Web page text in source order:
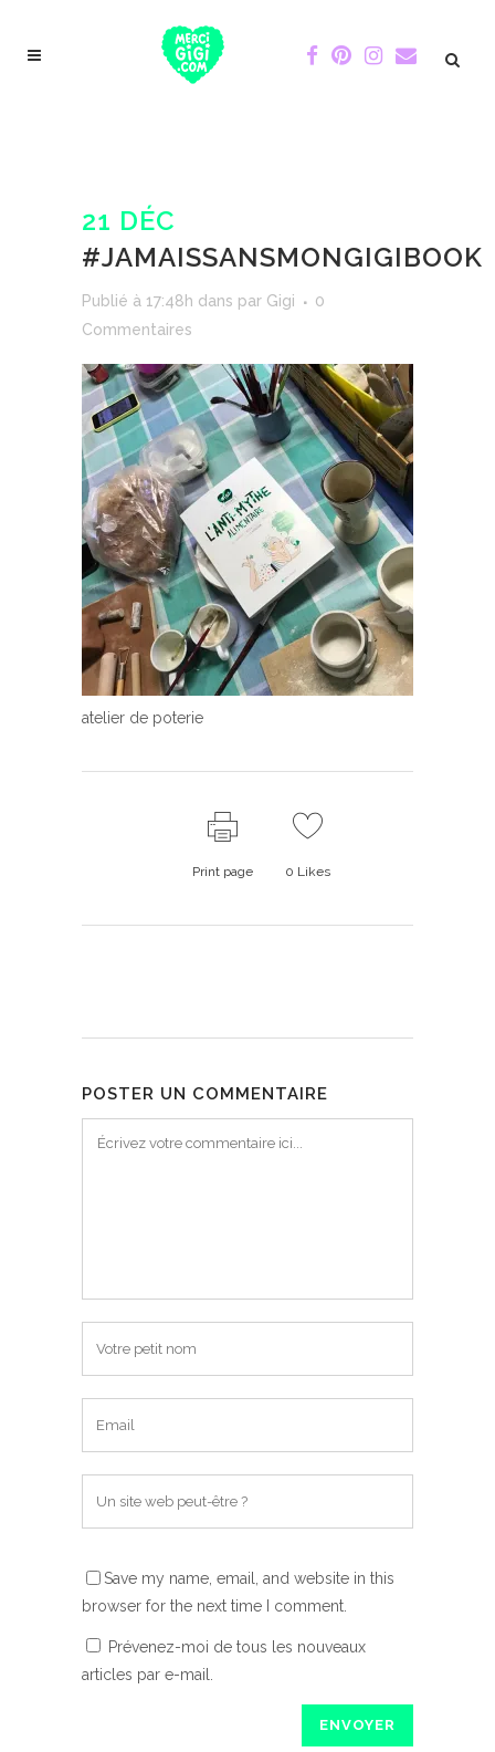
21 DÉC
#JAMAISSANSMONGIGIBOOK
Publié à 17:48h dans par Gigi
0
Commentaires
atelier de poterie
Print page 0 Likes
POSTER UN COMMENTAIRE
Save my name, email, and website in this
browser for the next time I comment.
Prévenez-moi de tous les nouveaux
articles par e-mail.